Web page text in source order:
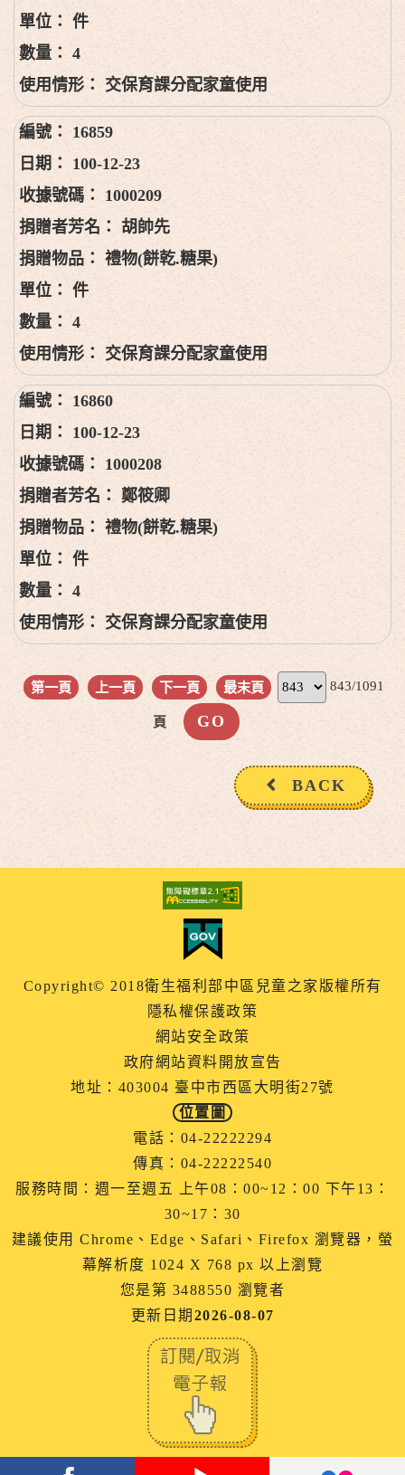
件
4
交保育課分配家童使用
16859
100-12-23
1000209
胡帥先
禮物(餅乾.糖果)
件
4
交保育課分配家童使用
16860
100-12-23
1000208
鄭筱卿
禮物(餅乾.糖果)
件
4
交保育課分配家童使用
第一頁 上一頁 下一頁 最末頁 843/1091
頁
BACK
Copyright© 2018衛生福利部中區兒童之家版權所有
隱私權保護政策
網站安全政策
政府網站資料開放宣告
地址：403004 臺中市西區大明街27號
位置圖
電話：04-22222294
傳真：04-22222540
服務時間：週一至週五 上午08：00~12：00 下午13：
30~17：30
建議使用 Chrome、Edge、Safari、Firefox 瀏覽器，螢
幕解析度 1024 X 768 px 以上瀏覽
您是第 3488550 瀏覽者
更新日期 2026-08-07